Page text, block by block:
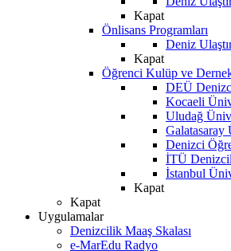
Kapat
Önlisans Programları
Deniz
Kapat
Öğrenci Kulüp ve
DEÜ
Kocaeli
Uludağ
Denizci
İTÜ
İstanbul
Kapat
Kapat
Uygulamalar
Denizcilik Maaş Skalası
e-MarEdu Radyo